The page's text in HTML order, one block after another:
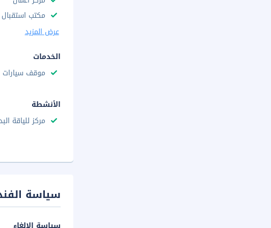
مكتب استقبال 24
عرض المزيد
الخدمات
موقف سيارات
الأنشطة
مركز للياقة
سياسة